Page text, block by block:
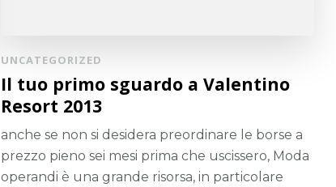
UNCATEGORIZED
Il tuo primo sguardo a Valentino
Resort 2013
anche se non si desidera preordinare le borse a
prezzo pieno sei mesi prima che uscissero, Moda
operandi è una grande risorsa, in particolare